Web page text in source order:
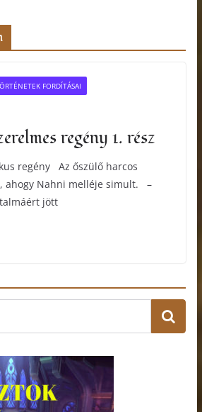
FORDÍTÁSAI
regény 1. rész
regény Az őszülő harcos
ahogy Nahni melléje simult. –
jött